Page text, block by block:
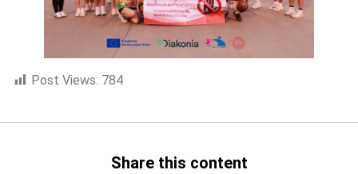
Post Views: 784
Share this content